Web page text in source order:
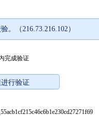
。（216.73.216.102）
完成验证